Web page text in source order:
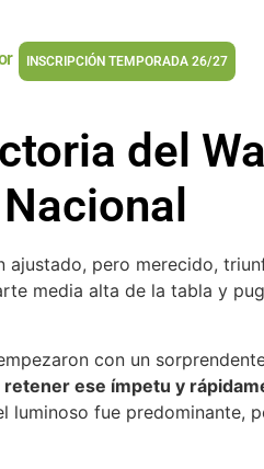
INSCRIPCIÓN TEMPORADA 26/27
del
ajustado, pero merecido,
media alta de la tabla y
con un
ese ímpetu y
fue predominante,